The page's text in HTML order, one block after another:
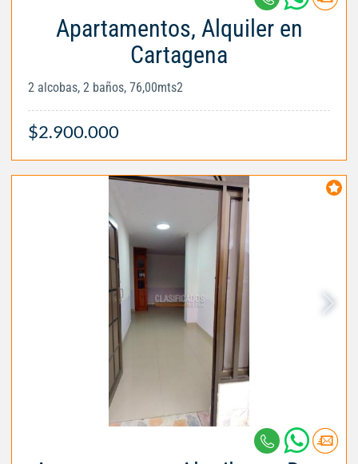
Apartamentos, Alquiler en
Cartagena
2 alcobas, 2 baños, 76,00mts2
$2.900.000